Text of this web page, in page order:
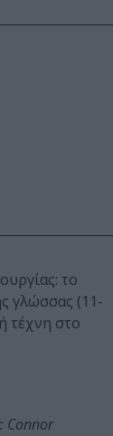
το
γλώσσας (11-
τέχνη στο
Connor